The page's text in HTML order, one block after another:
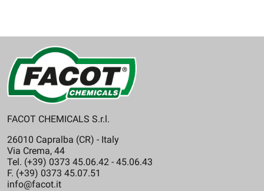
FACOT CHEMICALS S.r.l.
26010 Capralba (CR) - Italy
Via Crema, 44
Tel. (+39) 0373 45.06.42 - 45.06.43
F. (+39) 0373 45.07.51
info@facot.it